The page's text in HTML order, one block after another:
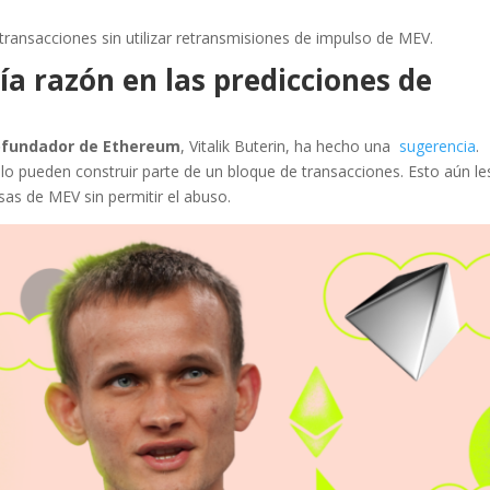
sin utilizar retransmisiones de impulso de MEV.
razón en las predicciones de
de Ethereum, Vitalik Buterin, ha hecho una sugerencia.
pueden construir parte de un bloque de transacciones. Esto aún
de MEV sin permitir el abuso.